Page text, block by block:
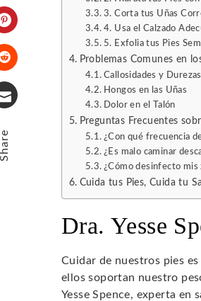
LinkedIn
Pinterest
Stumbleupon
3. Corta tus Uñas
4. Usa el Calzado
5. Exfolia tus Pies
Problemas Comunes en
Callosidades y Durezas
Hongos en las Uñas
Dolor en el Talón
Preguntas Frecuentes
¿Con qué frecuencia
¿Es malo caminar
¿Cómo desinfecto mis
Cuida tus Pies, Cuida tu
Dra. Yesse
Cuidar de nuestros pies
ellos soportan nuestro
Yesse Spence, experta